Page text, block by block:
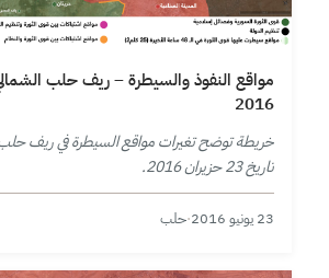
2016
خريطة توضح تغيرات مواقع السيطرة في ريف
تاريخ 23 حزيران 2016.
23 يونيو 2016 ·حلب